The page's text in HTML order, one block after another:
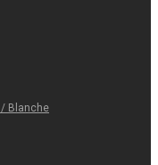
Blanche